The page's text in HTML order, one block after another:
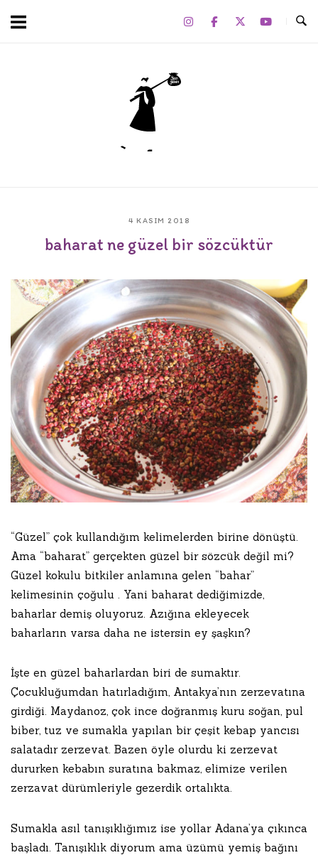
Home
4 KASIM 2018
baharat ne güzel bir sözcüktür
“Güzel” çok kullandığım kelimelerden birine dönüştü.
Ama “baharat” gerçekten güzel bir sözcük değil mi?
Güzel kokulu bitkiler anlamına gelen “bahar”
kelimesinin çoğulu . Yani baharat dediğimizde,
baharlar demiş oluyoruz. Azığına ekleyecek
baharların varsa daha ne istersin ey şaşkın?
İşte en güzel baharlardan biri de sumaktır.
Çocukluğumdan hatırladığım, Antakya’nın zerzevatına
girdiği. Maydanoz, çok ince doğranmış kuru soğan, pul
biber, tuz ve sumakla yapılan bir çeşit kebap yancısı
salatadır zerzevat. Bazen öyle olurdu ki zerzevat
dururken kebabın suratına bakmaz, elimize verilen
zerzavat dürümleriyle gezerdik ortalıkta.
Sumakla asıl tanışıklığımız ise yollar Adana’ya çıkınca
başladı. Tanışıklık diyorum ama üzümü yemiş bağını